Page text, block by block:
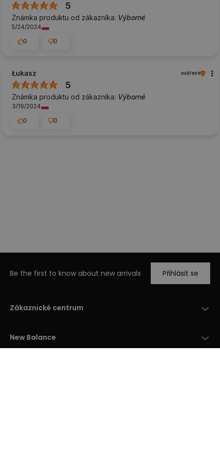
5
Známka produktu od zákazníka: Výborné
5/24/2024
0
0
Łukasz ověřené
5
Známka produktu od zákazníka: Výborné
3/19/2024
0
0
Be the first to know about new arrivals Přihlásit se
Zákaznické centrum
New Balance